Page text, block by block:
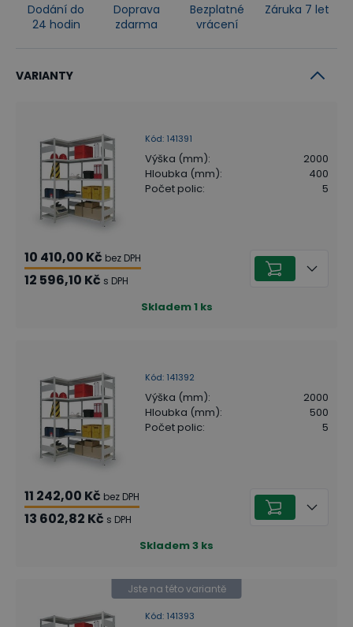
Dodání do
24 hodin
Doprava
zdarma
Bezplatné
vrácení
Záruka 7 let
VARIANTY
Kód: 141391
Výška (mm):
2000
Hloubka (mm):
400
Počet polic: 5
10 410,00 Kč bez DPH
12 596,10 Kč s DPH
Skladem1 ks
Kód: 141392
Výška (mm):
2000
Hloubka (mm):
500
Počet polic: 5
11 242,00 Kč bez DPH
13 602,82 Kč s DPH
Skladem3 ks
Kód: 141393
Jste na této variantě